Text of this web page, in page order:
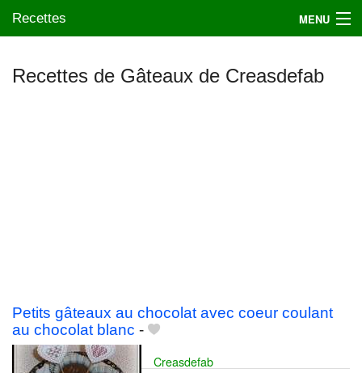
Recettes MENU
Recettes de Gâteaux de Creasdefab
Petits gâteaux au chocolat avec coeur coulant
au chocolat blanc -
Creasdefab